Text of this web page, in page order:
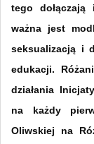
tego
ważna jest
seksualizacją i
edukacji.
działania
na każdy
Oliwskiej na